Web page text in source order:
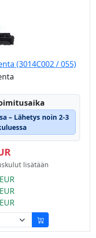
(3014C002 / 055)
– Lähetys noin 2-3
lisätään